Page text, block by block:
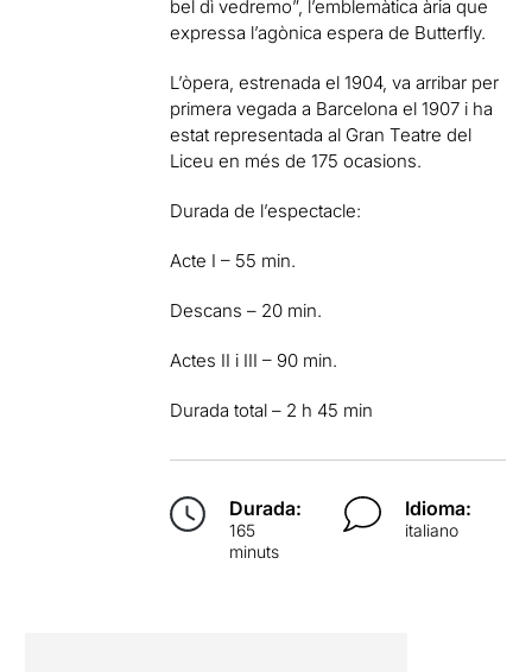
bel dì vedremo”, l’emblemàtica ària que
expressa l’agònica espera de Butterfly.
L’òpera, estrenada el 1904, va arribar per
primera vegada a Barcelona el 1907 i ha
estat representada al Gran Teatre del
Liceu en més de 175 ocasions.
Durada de l’espectacle:
Acte I – 55 min.
Descans – 20 min.
Actes II i III – 90 min.
Durada total – 2 h 45 min
Durada:
165
minuts
Idioma:
italiano